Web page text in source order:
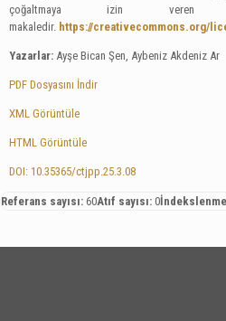
çoğaltmaya izin
makaledir. https://creativecommons.org/
Yazarlar: Ayşe Bican Şen, Aybeniz Akdeniz Ar
PDF Dosyasını İndir
XML Görüntüle
HTML Görüntüle
DOI: 10.35365/ctjpp.25.3.08
Referans sayısı: 60Atıf sayısı: 0